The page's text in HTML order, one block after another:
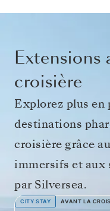
Extensions
croisière
Explorez plus en
destinations
croisière grâce
immersifs et aux
par Silversea.
CITY STAY AVANT LA